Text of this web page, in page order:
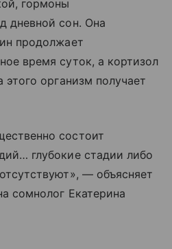
гормоны
дневной сон. Она
продолжает
время суток, а кортизол
организм получает
состоит
глубокие стадии либо
— объясняет
сомнолог Екатерина